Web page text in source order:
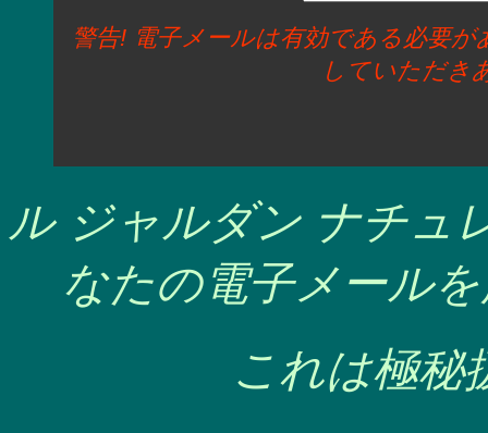
警告! 電子メールは有効である必要
していただき
ル ジャルダン ナチュ
なたの電子メール
これは極秘